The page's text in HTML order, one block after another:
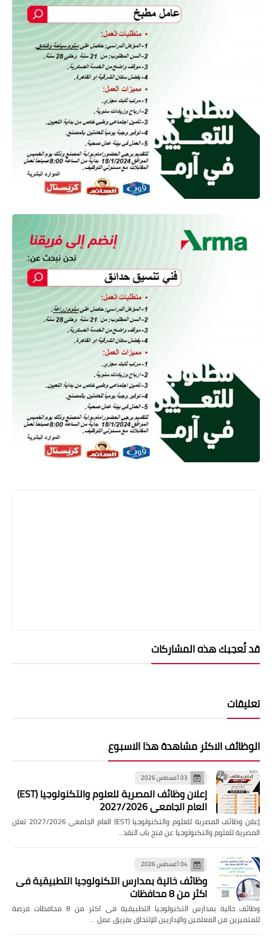
قد تُعجبك هذه المشاركات
تعليقات
الوظائف الاكثر مشاهدة هذا الاسبوع
03 أغسطس 2026
إعلان وظائف المصرية للعلوم والتكنولوجيا (EST)
العام الجامعي 2027/2026
إعلان وظائف المصرية للعلوم والتكنولوجيا (EST) العام الجامعي 2027/2026 تعلن
المصرية للعلوم والتكنولوجيا عن فتح باب التقد…
04 أغسطس 2026
وظائف خالية بمدارس التكنولوجيا التطبيقية فى
اكثر من 8 محافظات
وظائف خالية بمدارس التكنولوجيا التطبيقية فى اكثر من 8 محافظات فرصة
للمتميزين من المعلمين والإداريين للإلتحاق بفريق عمل …